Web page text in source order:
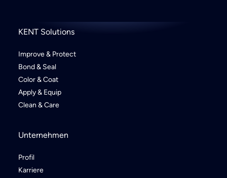
KENT Solutions
Improve & Protect
Bond & Seal
Color & Coat
Apply & Equip
Clean & Care
Unternehmen
Profil
Karriere